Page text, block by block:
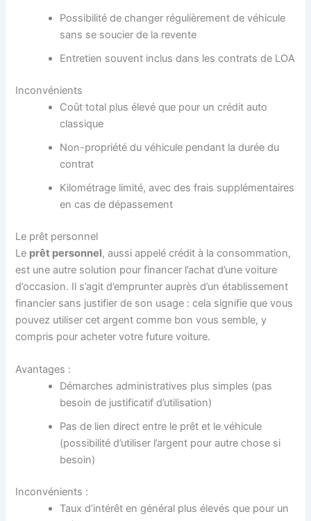
Possibilité de changer régulièrement de véhicule
sans se soucier de la revente
Entretien souvent inclus dans les contrats de LOA
Inconvénients
Coût total plus élevé que pour un crédit auto
classique
Non-propriété du véhicule pendant la durée du
contrat
Kilométrage limité, avec des frais supplémentaires
en cas de dépassement
Le prêt personnel
Le prêt personnel, aussi appelé crédit à la consommation,
est une autre solution pour financer l’achat d’une voiture
d’occasion. Il s’agit d’emprunter auprès d’un établissement
financier sans justifier de son usage : cela signifie que vous
pouvez utiliser cet argent comme bon vous semble, y
compris pour acheter votre future voiture.
Avantages :
Démarches administratives plus simples (pas
besoin de justificatif d’utilisation)
Pas de lien direct entre le prêt et le véhicule
(possibilité d’utiliser l’argent pour autre chose si
besoin)
Inconvénients :
Taux d’intérêt en général plus élevés que pour un